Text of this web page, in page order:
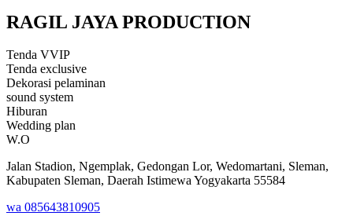
RAGIL JAYA PRODUCTION
Tenda VVIP
Tenda exclusive
Dekorasi pelaminan
sound system
Hiburan
Wedding plan
W.O
Jalan Stadion, Ngemplak, Gedongan Lor, Wedomartani, Sleman,
Kabupaten Sleman, Daerah Istimewa Yogyakarta 55584
wa 085643810905